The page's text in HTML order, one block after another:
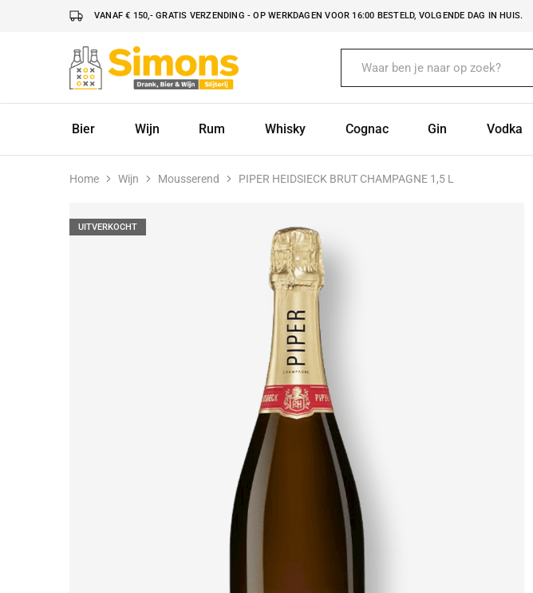
VANAF € 150,- GRATIS VERZENDING - OP WERKDAGEN VOOR 16:00 BESTELD, VOLGENDE DAG IN HUIS.
Simonsdrank.nl
Drank,
Bier
Bier
Wijn Rum Whisky Cognac Gin Vodka
Home Wijn Mousserend PIPER HEIDSIECK BRUT CHAMPAGNE 1,5 L
UITVERKOCHT